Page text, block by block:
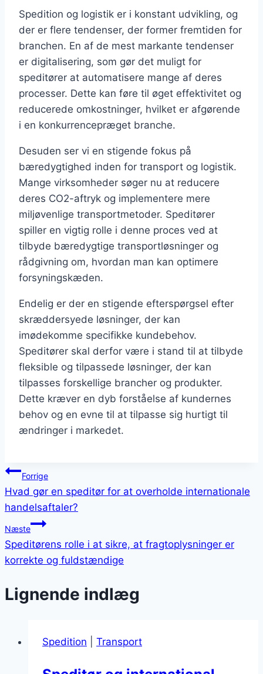
Spedition og logistik er i konstant udvikling, og
der er flere tendenser, der former fremtiden for
branchen. En af de mest markante tendenser
er digitalisering, som gør det muligt for
speditører at automatisere mange af deres
processer. Dette kan føre til øget effektivitet og
reducerede omkostninger, hvilket er afgørende
i en konkurrencepræget branche.
Desuden ser vi en stigende fokus på
bæredygtighed inden for transport og logistik.
Mange virksomheder søger nu at reducere
deres CO2-aftryk og implementere mere
miljøvenlige transportmetoder. Speditører
spiller en vigtig rolle i denne proces ved at
tilbyde bæredygtige transportløsninger og
rådgivning om, hvordan man kan optimere
forsyningskæden.
Endelig er der en stigende efterspørgsel efter
skræddersyede løsninger, der kan
imødekomme specifikke kundebehov.
Speditører skal derfor være i stand til at tilbyde
fleksible og tilpassede løsninger, der kan
tilpasses forskellige brancher og produkter.
Dette kræver en dyb forståelse af kundernes
behov og en evne til at tilpasse sig hurtigt til
ændringer i markedet.
Indlægsnavigation
Forrige
Hvad gør en speditør for at overholde internationale
handelsaftaler?
Næste
Speditørens rolle i at sikre, at fragtoplysninger er
korrekte og fuldstændige
Lignende indlæg
Spedition Transport